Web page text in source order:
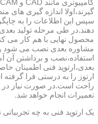
گیرند،اولا اندازه گیری های
سپس این اطلاعات را به
دهند.در طی مرحله تولید
محصول نهایی با هم کار می
مشاوره بعدی نصب می شود و
استفاده،نصب و برداشتن
بعدی،ارتوپد فنی اطمینان
ارتوز را به درستی فرا
راحت است.در صورت نیاز در
تعمیرات انجام خواهد شد.
یک ارتوپد فنی به چه تجربیاتی